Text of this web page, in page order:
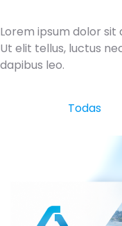
Lorem ipsum dolor
Ut elit tellus, luctus
dapibus leo.
Todas